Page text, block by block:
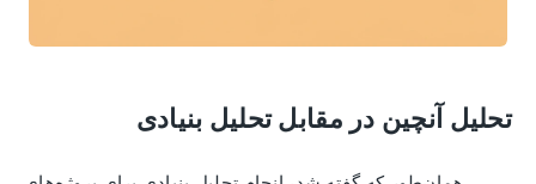
تحلیل آنچین در مقابل تحلیل بنیادی